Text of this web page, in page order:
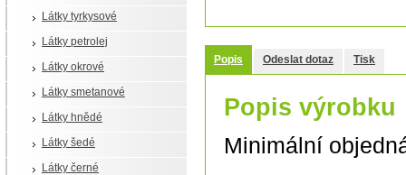
Látky tyrkysové
Látky petrolej
Látky okrové
Látky smetanové
Látky hnědé
Látky šedé
Látky černé
Popis Odeslat dotaz Tisk
Popis výrobku
Minimální